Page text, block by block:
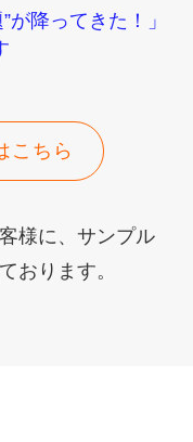
が降ってきた！」
こちら
様に、サンプル
おります。